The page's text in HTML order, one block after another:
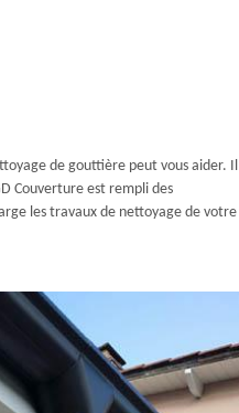
de gouttière peut vous aider. Il
Couverture est rempli des
les travaux de nettoyage de votre